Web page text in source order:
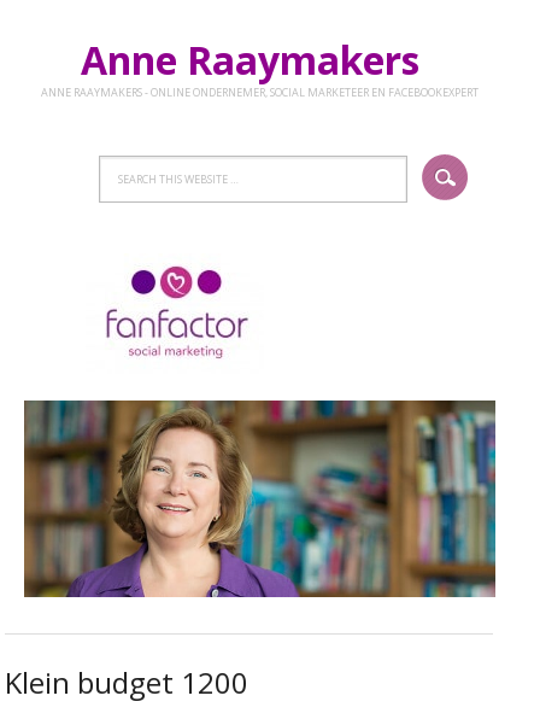
Anne Raaymakers
ANNE RAAYMAKERS - ONLINE ONDERNEMER, SOCIAL MARKETEER EN FACEBOOKEXPERT
Klein budget 1200